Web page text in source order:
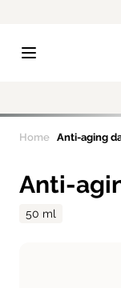
Home Anti-aging
Anti-
50 ml